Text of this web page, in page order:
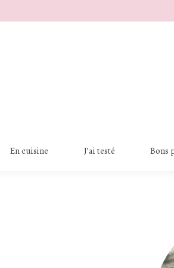
En cuisine J’ai testé Bons